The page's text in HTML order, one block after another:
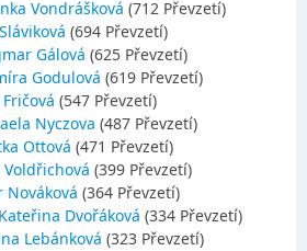
Vondrášková (712 Převzetí)
(694 Převzetí)
Gálová (625 Převzetí)
Godulová (619 Převzetí)
Fričová (547 Převzetí)
Nyczova (487 Převzetí)
Ottová (471 Převzetí)
Voldřichová (399 Převzetí)
Nováková (364 Převzetí)
Dvořáková (334 Převzetí)
Lebánková (323 Převzetí)